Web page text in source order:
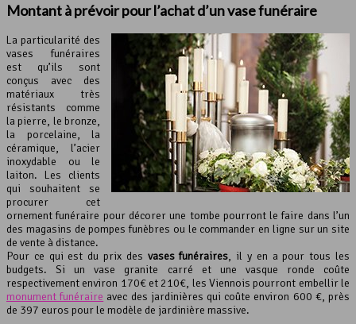
Montant à prévoir pour l’achat d’unvase funéraire
La particularité des
vases funéraires
est qu’ils sont
conçus avec des
matériaux très
résistants comme
la pierre, le bronze,
la porcelaine, la
céramique, l’acier
inoxydable ou le
laiton. Les clients
qui souhaitent se
procurer cet
ornement funéraire pour décorer une tombe pourront le faire dans l’un
des magasins de pompes funèbres ou le commander en ligne sur un site
de vente à distance.
Pour ce qui est du prix des vases funéraires, il y en a pour tous les
budgets. Si un vase granite carré et une vasque ronde coûte
respectivement environ 170€ et 210€, les Viennois pourront embellir le
monument funéraire avec des jardinières qui coûte environ 600 €, près
de 397 euros pour le modèle de jardinière massive.